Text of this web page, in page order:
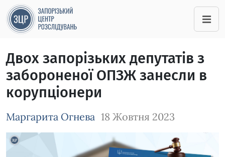
Двох запорізьких депутатів з
забороненої ОПЗЖ занесли в
корупціонери
Маргарита Огнева 18 Жовтня 2023
Зображення завантажується